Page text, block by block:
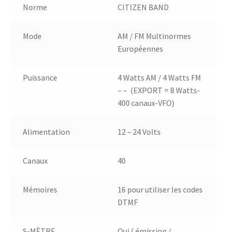
Norme CITIZEN BAND
Mode
AM / FM Multinormes
Européennes
Puissance
4 Watts AM / 4 Watts FM
– – (EXPORT = 8 Watts-
400 canaux-VFO)
Alimentation 12 – 24 Volts
Canaux 40
Mémoires
16 pour utiliser les codes
DTMF